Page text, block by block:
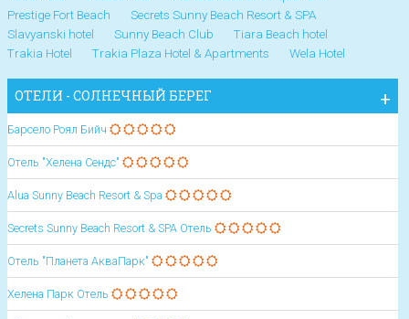
Prestige Fort Beach
Secrets Sunny Beach Resort & SPA
Slavyanski hotel
Sunny Beach Club
Tiara Beach hotel
Trakia Hotel
Trakia Plaza Hotel & Apartments Wela Hotel
ОТЕЛИ - СОЛНЕЧНЫЙ БЕРЕГ
Барсело Роял Бийч
Отель "Хелена Сендс"
Alua Sunny Beach Resort & Spa
Secrets Sunny Beach Resort & SPA Отель
Отель "Планета АкваПарк"
Хелена Парк Отель